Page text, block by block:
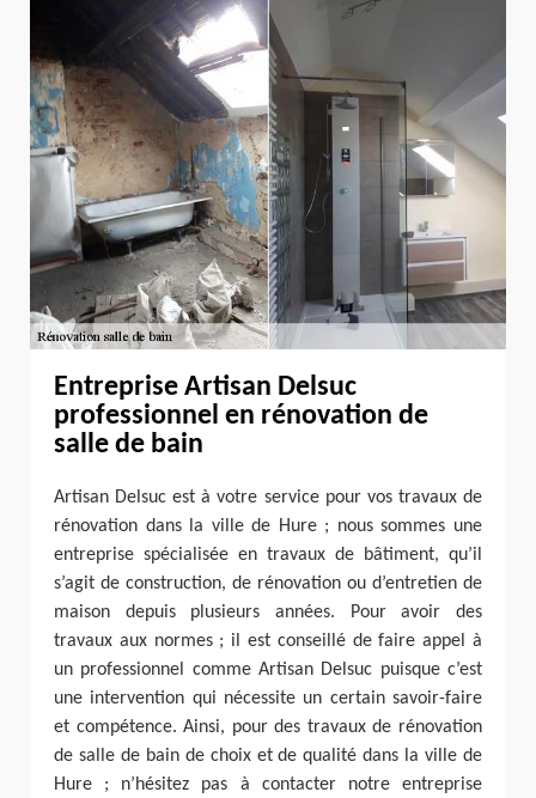
Entreprise Artisan Delsuc
professionnel en rénovation de
salle de bain
Artisan Delsuc est à votre service pour vos travaux de
rénovation dans la ville de Hure ; nous sommes une
entreprise spécialisée en travaux de bâtiment, qu’il
s’agit de construction, de rénovation ou d’entretien de
maison depuis plusieurs années. Pour avoir des
travaux aux normes ; il est conseillé de faire appel à
un professionnel comme Artisan Delsuc puisque c’est
une intervention qui nécessite un certain savoir-faire
et compétence. Ainsi, pour des travaux de rénovation
de salle de bain de choix et de qualité dans la ville de
Hure ; n’hésitez pas à contacter notre entreprise